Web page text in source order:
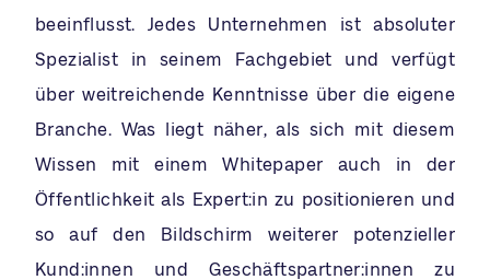
beeinflusst. Jedes Unternehmen ist absoluter
Spezialist in seinem Fachgebiet und verfügt
über weitreichende Kenntnisse über die eigene
Branche. Was liegt näher, als sich mit diesem
Wissen mit einem Whitepaper auch in der
Öffentlichkeit als Expert:in zu positionieren und
so auf den Bildschirm weiterer potenzieller
Kund:innen und Geschäftspartner:innen zu